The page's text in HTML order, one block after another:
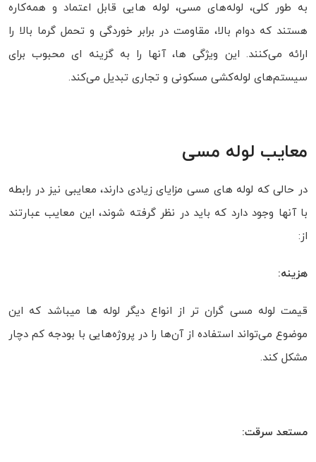
به طور کلی، لوله‌های مسی، لوله هایی قابل اعتماد و همه‌کاره
هستند که دوام بالا، مقاومت در برابر خوردگی و تحمل گرما بالا را
ارائه می‌کنند. این ویژگی ها، آنها را به گزینه‌ ای محبوب برای
سیستم‌های لوله‌کشی مسکونی و تجاری تبدیل می‌کند.
معایب لوله مسی
در حالی که لوله های مسی مزایای زیادی دارند، معایبی نیز در رابطه
با آنها وجود دارد که باید در نظر گرفته شوند، این معایب عبارتند
از:
هزینه:
قیمت لوله مسی گران‌ تر از انواع دیگر لوله ها میباشد که این
موضوع می‌تواند استفاده از آن‌ها را در پروژه‌هایی با بودجه کم دچار
مشکل کند.
مستعد سرقت: